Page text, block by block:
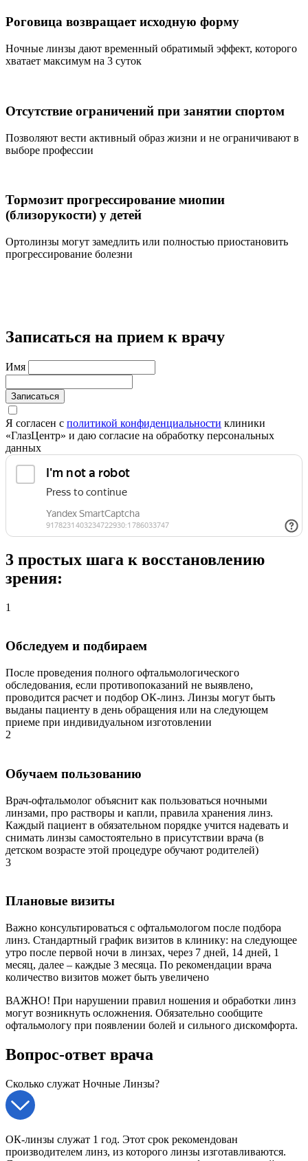
Роговица возвращает исходную форму
Ночные линзы дают временный обратимый эффект, которого
хватает максимум на 3 суток
Отсутствие ограничений при занятии спортом
Позволяют вести активный образ жизни и не ограничивают в
выборе профессии
Тормозит прогрессирование миопии
(близорукости) у детей
Ортолинзы могут замедлить или полностью приостановить
прогрессирование болезни
Записаться на прием к врачу
Имя
Записаться
Я согласен с политикой конфиденциальности клиники
«ГлазЦентр» и даю согласие на обработку персональных
данных
3 простых шага к восстановлению
зрения:
1
Обследуем и подбираем
После проведения полного офтальмологического
обследования, если противопоказаний не выявлено,
проводится расчет и подбор ОК-линз. Линзы могут быть
выданы пациенту в день обращения или на следующем
приеме при индивидуальном изготовлении
2
Обучаем пользованию
Врач-офтальмолог объяснит как пользоваться ночными
линзами, про растворы и капли, правила хранения линз.
Каждый пациент в обязательном порядке учится надевать и
снимать линзы самостоятельно в присутствии врача (в
детском возрасте этой процедуре обучают родителей)
3
Плановые визиты
Важно консультироваться с офтальмологом после подбора
линз. Стандартный график визитов в клинику: на следующее
утро после первой ночи в линзах, через 7 дней, 14 дней, 1
месяц, далее – каждые 3 месяца. По рекомендации врача
количество визитов может быть увеличено
ВАЖНО! При нарушении правил ношения и обработки линз
могут возникнуть осложнения. Обязательно сообщите
офтальмологу при появлении болей и сильного дискомфорта.
Вопрос-ответ врача
Сколько служат Ночные Линзы?
ОК-линзы служат 1 год. Этот срок рекомендован
производителем линз, из которого линзы изготавливаются.